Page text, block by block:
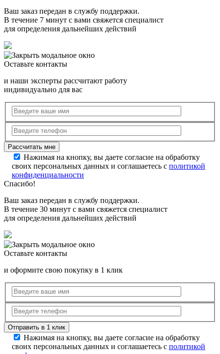
Ваш заказ передан в службу поддержки.
В течение 7 минут с вами свяжется специалист
для определения дальнейших действий
Оставьте контакты
и наши эксперты рассчитают работу
индивидуально для вас
Нажимая на кнопку, вы даете согласие на обработку
своих персональных данных и соглашаетесь с политикой
конфиденциальности
Спасибо!
Ваш заказ передан в службу поддержки.
В течение 30 минут с вами свяжется специалист
для определения дальнейших действий
Оставьте контакты
и оформите свою покупку в 1 клик
Нажимая на кнопку, вы даете согласие на обработку
своих персональных данных и соглашаетесь с политикой